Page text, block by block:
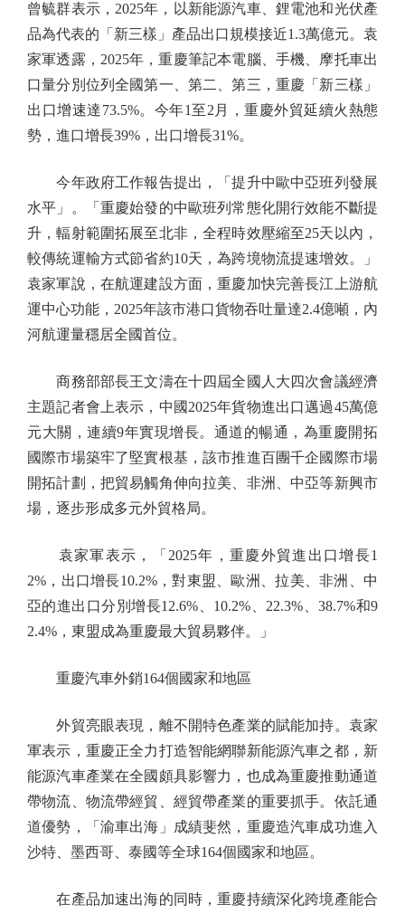
曾毓群表示，2025年，以新能源汽車、鋰電池和光伏產
品為代表的「新三樣」產品出口規模接近1.3萬億元。袁
家軍透露，2025年，重慶筆記本電腦、手機、摩托車出
口量分別位列全國第一、第二、第三，重慶「新三樣」
出口增速達73.5%。今年1至2月，重慶外貿延續火熱態
勢，進口增長39%，出口增長31%。
今年政府工作報告提出，「提升中歐中亞班列發展
水平」。「重慶始發的中歐班列常態化開行效能不斷提
升，輻射範圍拓展至北非，全程時效壓縮至25天以內，
較傳統運輸方式節省約10天，為跨境物流提速增效。」
袁家軍說，在航運建設方面，重慶加快完善長江上游航
運中心功能，2025年該市港口貨物吞吐量達2.4億噸，內
河航運量穩居全國首位。
商務部部長王文濤在十四屆全國人大四次會議經濟
主題記者會上表示，中國2025年貨物進出口邁過45萬億
元大關，連續9年實現增長。通道的暢通，為重慶開拓
國際市場築牢了堅實根基，該市推進百團千企國際市場
開拓計劃，把貿易觸角伸向拉美、非洲、中亞等新興市
場，逐步形成多元外貿格局。
袁家軍表示，「2025年，重慶外貿進出口增長1
2%，出口增長10.2%，對東盟、歐洲、拉美、非洲、中
亞的進出口分別增長12.6%、10.2%、22.3%、38.7%和9
2.4%，東盟成為重慶最大貿易夥伴。」
重慶汽車外銷164個國家和地區
外貿亮眼表現，離不開特色產業的賦能加持。袁家
軍表示，重慶正全力打造智能網聯新能源汽車之都，新
能源汽車產業在全國頗具影響力，也成為重慶推動通道
帶物流、物流帶經貿、經貿帶產業的重要抓手。依託通
道優勢，「渝車出海」成績斐然，重慶造汽車成功進入
沙特、墨西哥、泰國等全球164個國家和地區。
在產品加速出海的同時，重慶持續深化跨境產能合